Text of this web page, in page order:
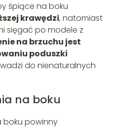
śpiące na boku
krawędzi, natomiast
sięgać po modele z
na brzuchu jest
poduszki
do nienaturalnych
na boku
boku powinny